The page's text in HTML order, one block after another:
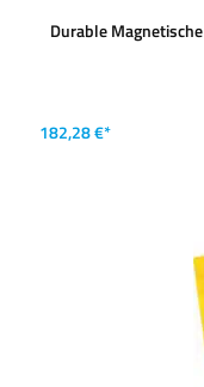
Durable
182,28 €*